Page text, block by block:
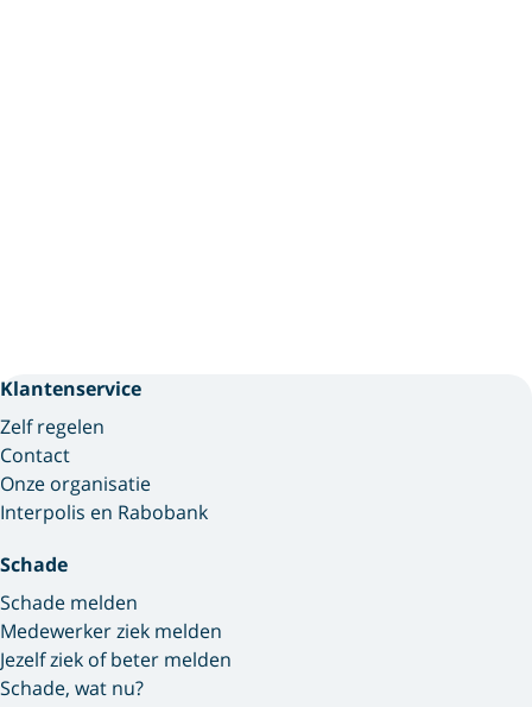
Klantenservice
Zelf regelen
Contact
Onze organisatie
Interpolis en Rabobank
Schade
Schade melden
Medewerker ziek melden
Jezelf ziek of beter melden
Schade, wat nu?